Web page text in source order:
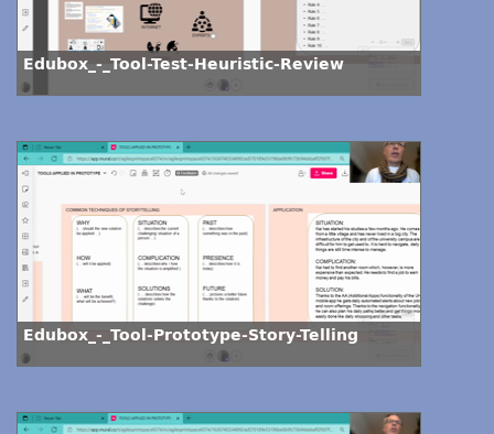
Edubox_-_Tool-Test-Heuristic-Review
Edubox_-_Tool-Prototype-Story-Telling